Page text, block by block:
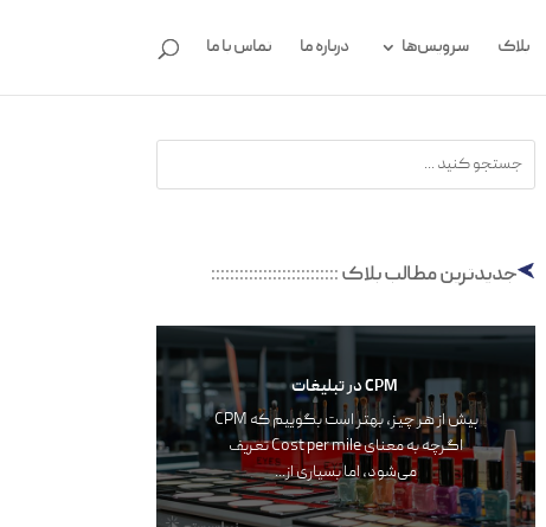
بلاگ سرویس‌ها درباره ما تماس با ما
جدیدترین مطالب بلاگ:::::::::::::::::::::::::::
پیش از هر چیز، بهتر است بگوییم که CPM
اگرچه به معنای Cost per mile تعریف‌‌‌
می‌شود، اما بسیاری از...